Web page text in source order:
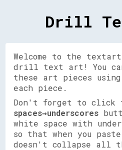
Drill
Welcome to the
drill text art! You can
these art pieces
each piece.
Don't forget to click
spaces→underscores
white space with
so that when you
doesn't collapse all